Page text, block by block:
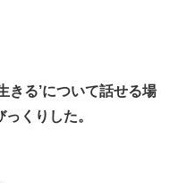
きる’について話せる場
くりした。